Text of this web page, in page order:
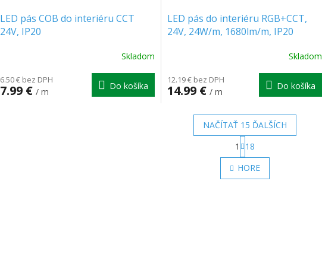
LED pás COB do interiéru CCT
24V, IP20
Skladom
6.50 € bez DPH
7.99 € / m
Do košíka
LED pás do interiéru RGB+CCT,
24V, 24W/m, 1680lm/m, IP20
Skladom
12.19 € bez DPH
14.99 € / m
Do košíka
O
v
l
NAČÍTAŤ 15 ĎALŠÍCH
S
t
r
á
n
1
18
HORE